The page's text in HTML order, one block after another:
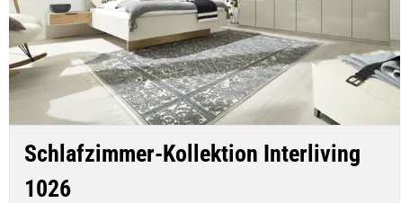
Schlafzimmer-Kollektion Interliving
1026